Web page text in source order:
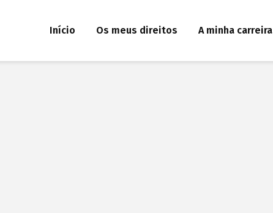
Início Os meus direitos A minha carreira